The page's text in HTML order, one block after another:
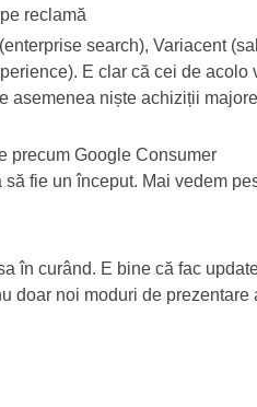
reclamă
search), Variacent
E clar că cei de acolo
asemenea niște achiziții
precum Google Consumer
fie un început. Mai vedem
în curând. E bine că fac
doar noi moduri de prezentare